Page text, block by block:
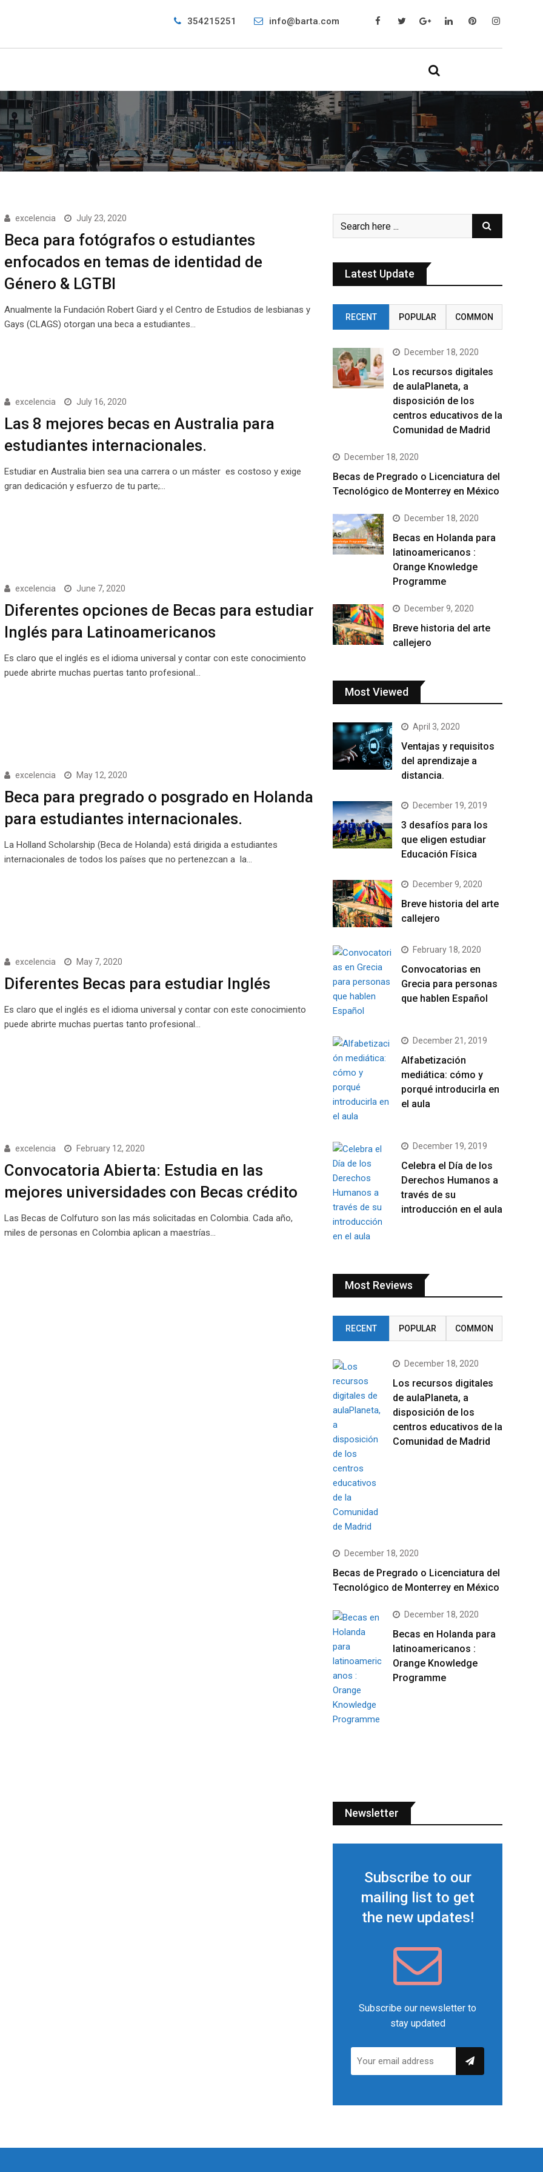
354215251 info@barta.com
excelencia July 23, 2020
Beca para fotógrafos o estudiantes
enfocados en temas de identidad de
Género & LGTBI
Anualmente la Fundación Robert Giard y el Centro de Estudios de lesbianas y
Gays (CLAGS) otorgan una beca a estudiantes…
excelencia July 16, 2020
Las 8 mejores becas en Australia para
estudiantes internacionales.
Estudiar en Australia bien sea una carrera o un máster es costoso y exige
gran dedicación y esfuerzo de tu parte;…
excelencia June 7, 2020
Diferentes opciones de Becas para estudiar
Inglés para Latinoamericanos
Es claro que el inglés es el idioma universal y contar con este conocimiento
puede abrirte muchas puertas tanto profesional…
excelencia May 12, 2020
Beca para pregrado o posgrado en Holanda
para estudiantes internacionales.
La Holland Scholarship (Beca de Holanda) está dirigida a estudiantes
internacionales de todos los países que no pertenezcan a la…
excelencia May 7, 2020
Diferentes Becas para estudiar Inglés
Es claro que el inglés es el idioma universal y contar con este conocimiento
puede abrirte muchas puertas tanto profesional…
excelencia February 12, 2020
Convocatoria Abierta: Estudia en las
mejores universidades con Becas crédito
Las Becas de Colfuturo son las más solicitadas en Colombia. Cada año,
miles de personas en Colombia aplican a maestrías…
Latest Update
RECENT POPULAR COMMON
December 18, 2020
Los recursos digitales
de aulaPlaneta, a
disposición de los
centros educativos de la
Comunidad de Madrid
December 18, 2020
Becas de Pregrado o Licenciatura del
Tecnológico de Monterrey en México
December 18, 2020
Becas en Holanda para
latinoamericanos :
Orange Knowledge
Programme
December 9, 2020
Breve historia del arte
callejero
Most Viewed
April 3, 2020
Ventajas y requisitos
del aprendizaje a
distancia.
December 19, 2019
3 desafíos para los
que eligen estudiar
Educación Física
December 9, 2020
Breve historia del arte
callejero
February 18, 2020
Convocatorias en
Grecia para personas
que hablen Español
December 21, 2019
Alfabetización
mediática: cómo y
porqué introducirla en
el aula
December 19, 2019
Celebra el Día de los
Derechos Humanos a
través de su
introducción en el aula
Most Reviews
RECENT POPULAR COMMON
December 18, 2020
Los recursos digitales
de aulaPlaneta, a
disposición de los
centros educativos de la
Comunidad de Madrid
December 18, 2020
Becas de Pregrado o Licenciatura del
Tecnológico de Monterrey en México
December 18, 2020
Becas en Holanda para
latinoamericanos :
Orange Knowledge
Programme
Newsletter
Subscribe to our
mailing list to get
the new updates!
Subscribe our newsletter to
stay updated